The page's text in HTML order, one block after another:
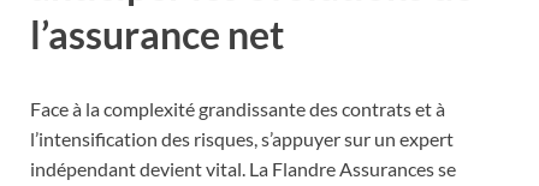
l’assurance net
Face à la complexité grandissante des contrats et à
l’intensification des risques, s’appuyer sur un expert
indépendant devient vital. La Flandre Assurances se